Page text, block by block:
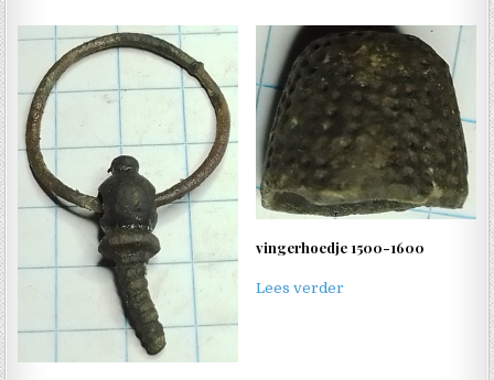
vingerhoedje 1500-1600
Lees verder